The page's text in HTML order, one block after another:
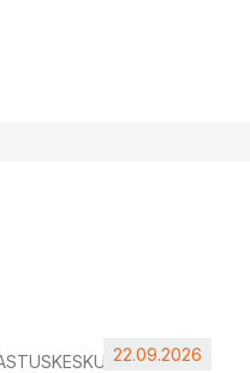
22.09.2026